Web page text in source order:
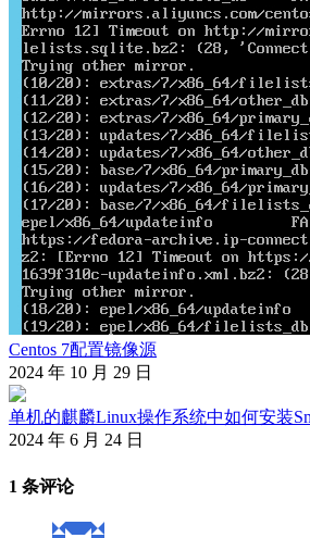
Centos 7配置镜像源
2024 年 10 月 29 日
单机的麒麟Linux操作系统中如何安装
2024 年 6 月 24 日
1 条评论